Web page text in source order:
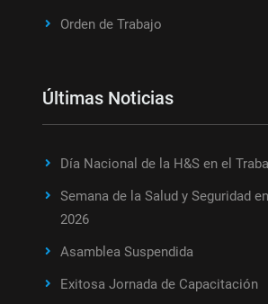
Orden de Trabajo
Últimas Noticias
Día Nacional de la H&S en el
Semana de la Salud y Seguridad
2026
Asamblea Suspendida
Exitosa Jornada de Capacitación